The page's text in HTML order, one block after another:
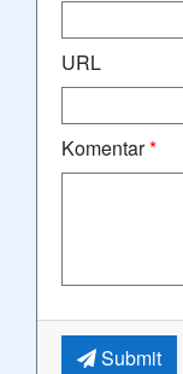
URL
Komentar*
Submit